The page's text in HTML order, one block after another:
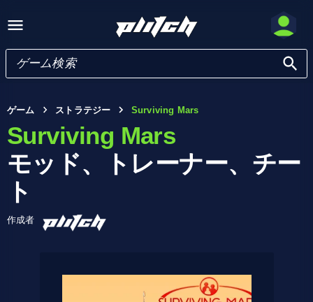
ゲーム ストラテジー Surviving Mars
Surviving Mars
モッド、トレーナー、チー
ト
作成者